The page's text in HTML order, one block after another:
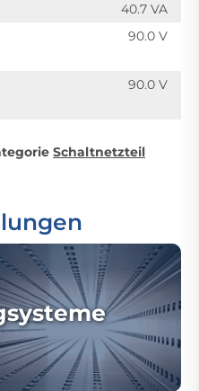
40.7 VA
90.0 V
90.0 V
Schaltnetzteil